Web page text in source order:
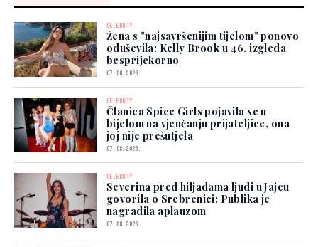
CELEBRITY
Žena s "najsavršenijim tijelom" ponovo
oduševila: Kelly Brook u 46. izgleda
besprijekorno
07. 08. 2026.
CELEBRITY
Članica Spice Girls pojavila se u
bijelom na vjenčanju prijateljice, ona
joj nije prešutjela
07. 08. 2026.
CELEBRITY
Severina pred hiljadama ljudi u Jajcu
govorila o Srebrenici: Publika je
nagradila aplauzom
07. 08. 2026.